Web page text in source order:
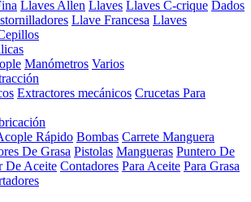
Llaves Allen Llaves Llaves C-crique Dados
Llave Francesa Llaves
Manómetros Varios
Extractores mecánicos Crucetas Para
Rápido Bombas Carrete Manguera
De Grasa Pistolas Mangueras Puntero De
De Aceite Contadores Para Aceite Para Grasa